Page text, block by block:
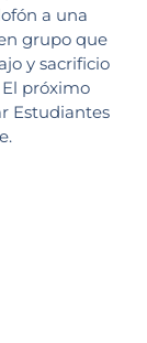
a una
grupo que
y sacrificio
próximo
Estudiantes